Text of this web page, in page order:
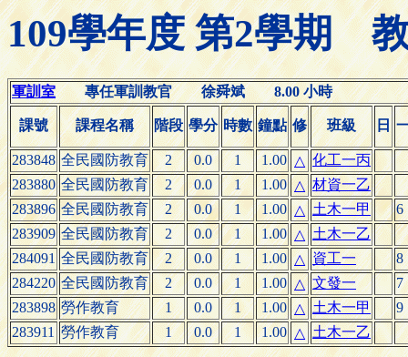
109學年度 第2學期
軍訓室專任軍訓教官 徐舜斌 8.00 小時
課號 課程名稱 階段 學分 時數 鐘點 修 班級 日
283848 全民國防教育 2 0.0 1 1.00 △ 化工一丙
283880 全民國防教育 2 0.0 1 1.00 △ 材資一乙
283896 全民國防教育 2 0.0 1 1.00 △ 土木一甲
6
283909 全民國防教育 2 0.0 1 1.00 △ 土木一乙
284091 全民國防教育 2 0.0 1 1.00 △ 資工一
8
284220 全民國防教育 2 0.0 1 1.00 △ 文發一
7
283898 勞作教育 1 0.0 1 1.00 △ 土木一甲
9
283911 勞作教育 1 0.0 1 1.00 △ 土木一乙